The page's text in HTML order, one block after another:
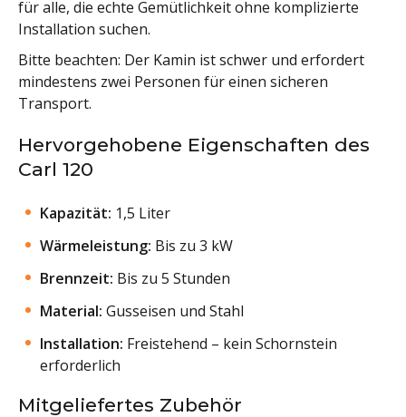
für alle, die echte Gemütlichkeit ohne komplizierte
Installation suchen.
Bitte beachten: Der Kamin ist schwer und erfordert
mindestens zwei Personen für einen sicheren
Transport.
Hervorgehobene Eigenschaften des
Carl 120
Kapazität: 1,5 Liter
Wärmeleistung: Bis zu 3 kW
Brennzeit: Bis zu 5 Stunden
Material: Gusseisen und Stahl
Installation: Freistehend – kein Schornstein
erforderlich
Mitgeliefertes Zubehör